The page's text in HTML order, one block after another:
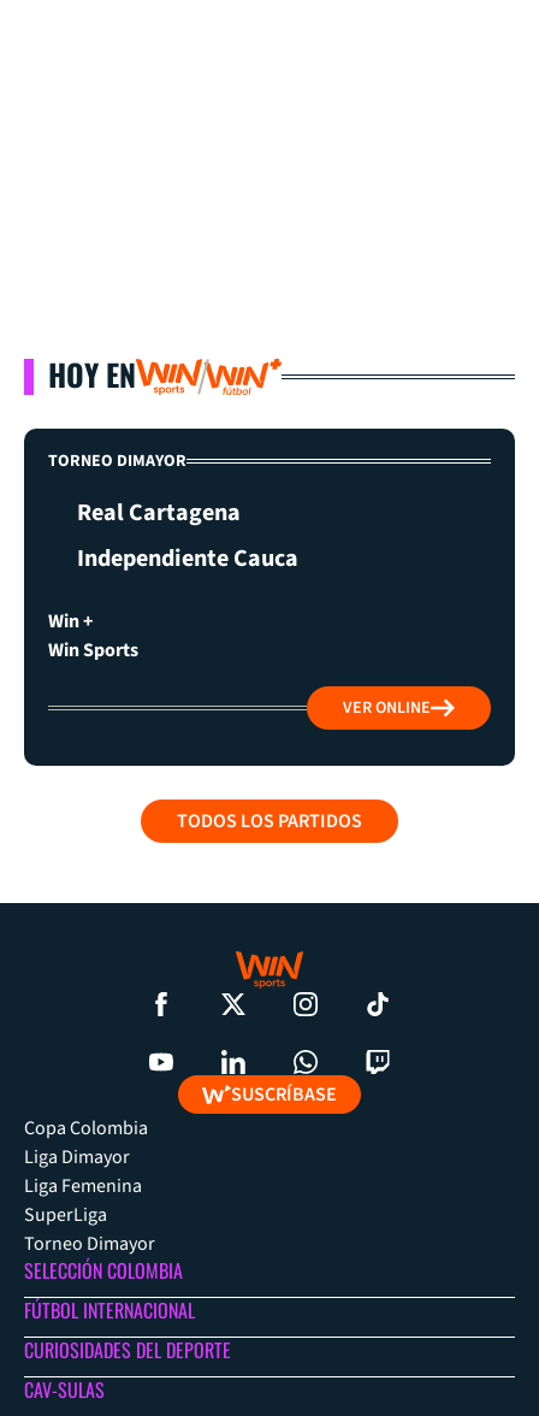
HOY EN
TORNEO DIMAYOR
Real Cartagena
Independiente Cauca
Win +
Win Sports
VER ONLINE
TODOS LOS PARTIDOS
SUSCRÍBASE
Copa Colombia
Liga Dimayor
Liga Femenina
SuperLiga
Torneo Dimayor
SELECCIÓN COLOMBIA
FÚTBOL INTERNACIONAL
CURIOSIDADES DEL DEPORTE
CAV-SULAS